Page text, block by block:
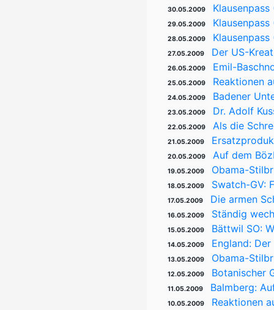
30.05.2009
29.05.2009
28.05.2009
27.05.2009 Der US-
26.05.2009 Emil-
25.05.2009 Reaktionen
24.05.2009 Badener
23.05.2009 Dr. Adolf
22.05.2009 Als die
21.05.2009
20.05.2009 Auf dem
19.05.2009 Obama-
18.05.2009 Swatch-GV:
17.05.2009 Die armen
16.05.2009 Ständig
15.05.2009 Bättwil SO:
14.05.2009 England:
13.05.2009 Obama-
12.05.2009 Botanischer
11.05.2009 Balmberg:
10.05.2009 Reaktionen